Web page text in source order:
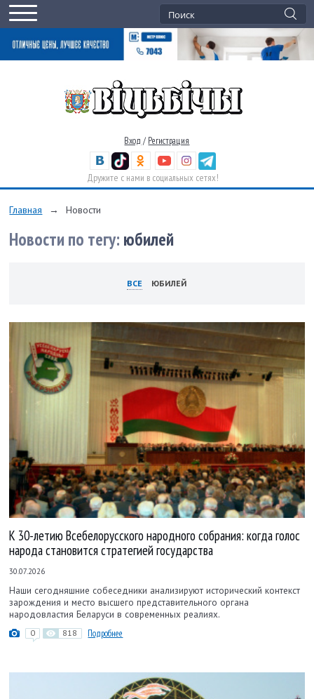
Вход / Регистрация
Дружите с нами в социальных сетях!
Главная → Новости
Новости по тегу: юбилей
ВСЕ ЮБИЛЕЙ
К 30-летию Всебелорусского народного собрания: когда голос
народа становится стратегией государства
30.07.2026
Наши сегодняшние собеседники анализируют исторический контекст
зарождения и место высшего представительного органа
народовластия Беларуси в современных реалиях.
0 818 Подробнее